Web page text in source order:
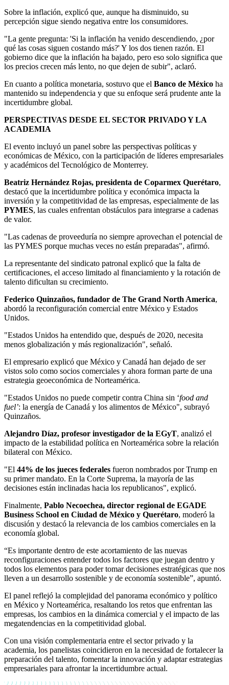
Sobre la inflación, explicó que, aunque ha disminuido, su
percepción sigue siendo negativa entre los consumidores.
"La gente pregunta: 'Si la inflación ha venido descendiendo, ¿por
qué las cosas siguen costando más?' Y los dos tienen razón. El
gobierno dice que la inflación ha bajado, pero eso solo significa que
los precios crecen más lento, no que dejen de subir", aclaró.
En cuanto a política monetaria, sostuvo que el Banco de México ha
mantenido su independencia y que su enfoque será prudente ante la
incertidumbre global.
PERSPECTIVAS DESDE EL SECTOR PRIVADO Y LA
ACADEMIA
El evento incluyó un panel sobre las perspectivas políticas y
económicas de México, con la participación de líderes empresariales
y académicos del Tecnológico de Monterrey.
Beatriz Hernández Rojas, presidenta de Coparmex Querétaro,
destacó que la incertidumbre política y económica impacta la
inversión y la competitividad de las empresas, especialmente de las
PYMES, las cuales enfrentan obstáculos para integrarse a cadenas
de valor.
"Las cadenas de proveeduría no siempre aprovechan el potencial de
las PYMES porque muchas veces no están preparadas", afirmó.
La representante del sindicato patronal explicó que la falta de
certificaciones, el acceso limitado al financiamiento y la rotación de
talento dificultan su crecimiento.
Federico Quinzaños, fundador de The Grand North America,
abordó la reconfiguración comercial entre México y Estados
Unidos.
"Estados Unidos ha entendido que, después de 2020, necesita
menos globalización y más regionalización", señaló.
El empresario explicó que México y Canadá han dejado de ser
vistos solo como socios comerciales y ahora forman parte de una
estrategia geoeconómica de Norteamérica.
"Estados Unidos no puede competir contra China sin ‘food and
fuel’: la energía de Canadá y los alimentos de México", subrayó
Quinzaños.
Alejandro Díaz, profesor investigador de la EGyT, analizó el
impacto de la estabilidad política en Norteamérica sobre la relación
bilateral con México.
"El 44% de los jueces federales fueron nombrados por Trump en
su primer mandato. En la Corte Suprema, la mayoría de las
decisiones están inclinadas hacia los republicanos", explicó.
Finalmente, Pablo Necoechea, director regional de EGADE
Business School en Ciudad de México y Querétaro, moderó la
discusión y destacó la relevancia de los cambios comerciales en la
economía global.
“Es importante dentro de este acortamiento de las nuevas
reconfiguraciones entender todos los factores que juegan dentro y
todos los elementos para poder tomar decisiones estratégicas que nos
lleven a un desarrollo sostenible y de economía sostenible”, apuntó.
El panel reflejó la complejidad del panorama económico y político
en México y Norteamérica, resaltando los retos que enfrentan las
empresas, los cambios en la dinámica comercial y el impacto de las
megatendencias en la competitividad global.
Con una visión complementaria entre el sector privado y la
academia, los panelistas coincidieron en la necesidad de fortalecer la
preparación del talento, fomentar la innovación y adaptar estrategias
empresariales para afrontar la incertidumbre actual.